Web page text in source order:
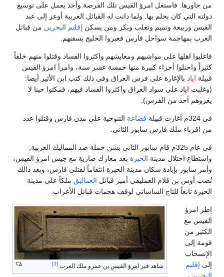
من جاورها. فاستغل امرؤ القيس تلك الفرصة وأخذ يعمل على توسيع
دولته التي كان يحلم بها. ولما دانت له القبائل العربية أوعز إلى عبد
القيس وربيعة وتميم وتغلب وبكر ومن يسكن إقليم البحرين من قبائل
العرب بمهاجمة سواحل فارس فعبروا الخليج بسفنهم.
فاغلبوا اهلها على مواشيهم ومعايشهم واكثروا الفساد وقتلوا منهم خلقاً
كثيراً واحتلوا أجزاء كبيرة منها خمسة عشر سنة، وامرأ امرؤ القيس
قبيلة اياد بالإغارة على فرس العراق وفي ذلك كتب ابن الأثير أيضا:
(وغلبت اياد على سواد العراق واكثروا الفساد فيهم، فمكثوا حينا لا
يغزوهم أحد من الفرس).
في 324م أغارت قبيلة قضاعة التنوخية على مدن فارس وقتلوا عدد
من اقرباء ملك فارس سابور الثاني.
في عام 325م قام سابور الثاني بشن حملة ضد المماليك العربية,
واستطاع احتلال مدينة الحيرة بعد معارك ضارية مع جيش امرؤ القيس،
وأمر سابور بإبادة سكان مدينة الحيرة انتقاماً لقتلى فارس، وبعد ذالك
نُصب أوس بن قلام العمليقي أمير قبائل العماليق ملكاً على مدينة
الحيرة تابعاً للتاج الساساني لوقف هجمات قبائل الأعراب.
شاهد قبر امرؤ القيس بن عمرو ملك العرب.[3]
اطر امرؤ
القيس مع
الكثير من
قومة إلى
الإنسحاب
إلى إقليم